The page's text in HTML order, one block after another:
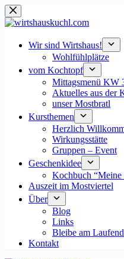
Zum
Inhalt
Wir sind Wirtshaus!
Wohlfühlplätze
vom Kochtopf
Mittagsmenü KW
Aktuelles aus der
unser Mostbratl
Kursthemen
Herzlich
Wirkungsstätte
Gruppen – Event
Geschenkidee
Kochbuch “Meine
Auszeit im Mostviertel
Über
Blog
Links
Bleibe am
Kontakt